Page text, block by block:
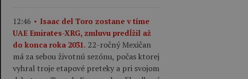
12:46
Isaac del Toro zostane v tíme
UAE Emirates-XRG, zmluvu predĺžil až
do konca roka 2031. 22-ročný Mexičan
má za sebou životnú sezónu, počas ktorej
vyhral troje etapové preteky a pri svojom